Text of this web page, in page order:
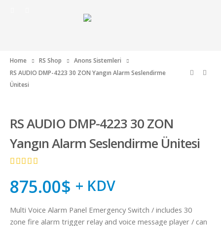
Home RS Shop
Anons Sistemleri
RS AUDIO DMP-4223 30 ZON Yangın Alarm Seslendirme
Ünitesi
RS AUDIO DMP-4223 30 ZON
Yangın Alarm Seslendirme Ünitesi
of 5
875.00$ + KDV
Multi Voice Alarm Panel Emergency Switch / includes 30
zone fire alarm trigger relay and voice message player / can